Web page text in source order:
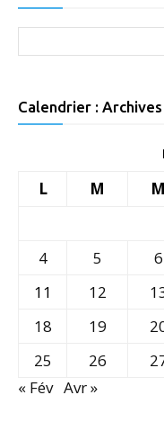
Calendrier :
L
M M
4
5 6
11
12
18
19
25
26
« Fév Avr »